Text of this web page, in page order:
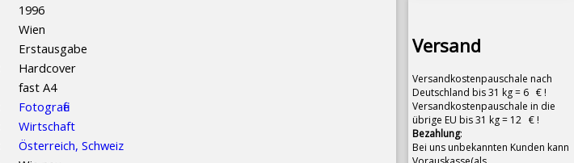
Versand
Versandkostenpauschale nach
Deutschland bis 31 kg = 6 € !
Versandkostenpauschale in die
übrige EU bis 31 kg = 12 € !
Bezahlung:
Bei uns unbekannten Kunden kann
1996
Wien
Erstausgabe
Hardcover
fast A4
Fotografie
Wirtschaft
Österreich, Schweiz